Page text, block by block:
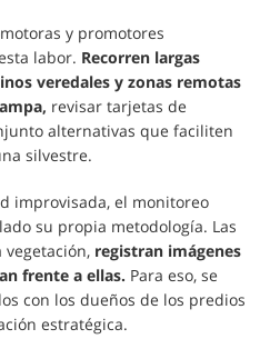
y promotores
labor. Recorren largas
veredales y zonas remotas
revisar tarjetas de
alternativas que faciliten
silvestre.
improvisada, el monitoreo
su propia metodología. Las
vegetación, registran imágenes
frente a ellas. Para eso, se
con los dueños de los predios
estratégica.